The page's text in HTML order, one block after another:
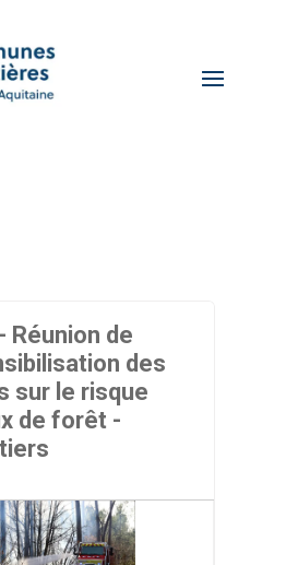
Réunion de
des
sur le risque
de forêt -